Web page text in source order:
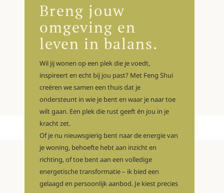
Breng jouw
omgeving en
leven in balans.
Wil jij wonen op een plek die je voedt,
inspireert en echt bij jou past? Met Feng Shui
creëren we samen een thuis dat je
ondersteunt in wie je bent en waar je naar toe
wilt gaan. Een plek die rust geeft én jou in je
kracht zet.
Of je nu nieuwsgierig bent naar de energie van
je woning, behoefte hebt aan inzicht en
richting, of toe bent aan een volledige
energetische transformatie – ik bied een
gelaagd en persoonlijk aanbod. Je kiest precies